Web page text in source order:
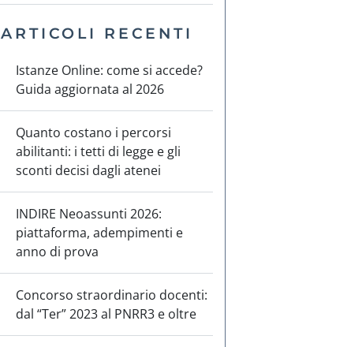
ARTICOLI RECENTI
Istanze Online: come si accede?
Guida aggiornata al 2026
Quanto costano i percorsi
abilitanti: i tetti di legge e gli
sconti decisi dagli atenei
INDIRE Neoassunti 2026:
piattaforma, adempimenti e
anno di prova
Concorso straordinario docenti:
dal “Ter” 2023 al PNRR3 e oltre